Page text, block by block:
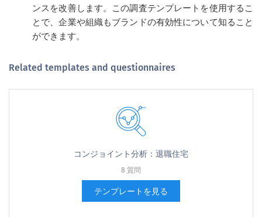
ンスを改善します。この調査テンプレートを使用するこ
とで、企業や組織もブランドの有効性について知ること
ができます。
Related templates and questionnaires
コンジョイント分析：退職住宅
8 質問
テンプレートを見る